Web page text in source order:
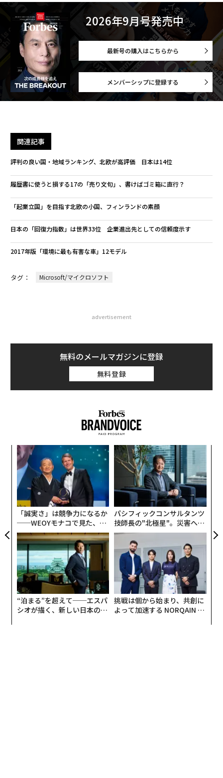
2026年9月号発売中
最新号の購入はこちらから
メンバーシップに登録する
関連記事
評判の良い国・地域ランキング、北欧が高評価 日本は14位
履歴書に使うと損する17の「売り文句」、書けばゴミ箱に直行？
「起業立国」を目指す北欧の小国、フィンランドの素顔
日本の「回復力指数」は世界33位 企業進出先としての信頼度示す
2017年版「環境に最も有害な車」12モデル
タグ： Microsoft/マイクロソフト
advertisement
無料のメールマガジンに登録
無料登録
「誠実さ」は競争力になるか
──WEOYモナコで見た、く
ら寿司の経営哲学
パシフィックコンサルタンツ
技師長の"北極星"。災害への
無力感を乗り越え見つけた、
防災一筋20年の答え
“泊まる”を超えて──エスパ
シオが描く、新しい日本のラ
挑戦は個から始まり、共創に
よって加速する NORQAIN JA